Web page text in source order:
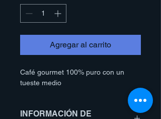
Agregar al carrito
Café gourmet 100% puro con un
tueste medio
INFORMACIÓN DE